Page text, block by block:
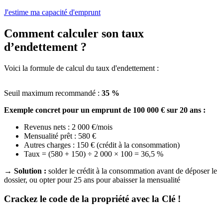
J'estime ma capacité d'emprunt
Comment calculer son taux
d’endettement ?
Voici la formule de calcul du taux d'endettement :
Seuil maximum recommandé : 35 %
Exemple concret pour un emprunt de 100 000 € sur 20 ans :
Revenus nets : 2 000 €/mois
Mensualité prêt : 580 €
Autres charges : 150 € (crédit à la consommation)
Taux = (580 + 150) ÷ 2 000 × 100 = 36,5 %
→ Solution : solder le crédit à la consommation avant de déposer le
dossier, ou opter pour 25 ans pour abaisser la mensualité
Crackez le code de la propriété avec la Clé !